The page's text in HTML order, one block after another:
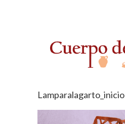
Lamparalagarto_inicio